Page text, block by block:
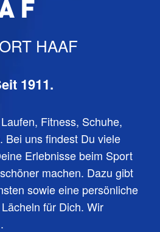
HAAF
1911.
Fitness, Schuhe,
Bei uns findest Du viele
Erlebnisse beim Sport
machen. Dazu gibt
sowie eine persönliche
für Dich. Wir